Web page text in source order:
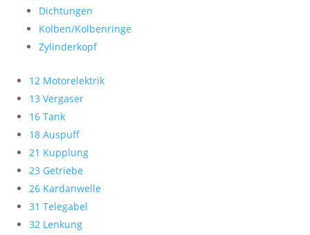
Dichtungen
Kolben/Kolbenringe
Zylinderkopf
12 Motorelektrik
13 Vergaser
16 Tank
18 Auspuff
21 Kupplung
23 Getriebe
26 Kardanwelle
31 Telegabel
32 Lenkung